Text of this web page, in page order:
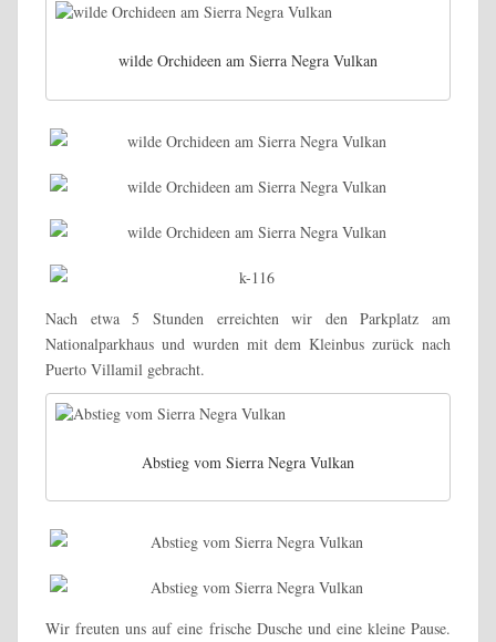
wilde Orchideen am Sierra Negra Vulkan
Nach etwa 5 Stunden erreichten wir den Parkplatz am
Nationalparkhaus und wurden mit dem Kleinbus zurück nach
Puerto Villamil gebracht.
Abstieg vom Sierra Negra Vulkan
Wir freuten uns auf eine frische Dusche und eine kleine Pause.